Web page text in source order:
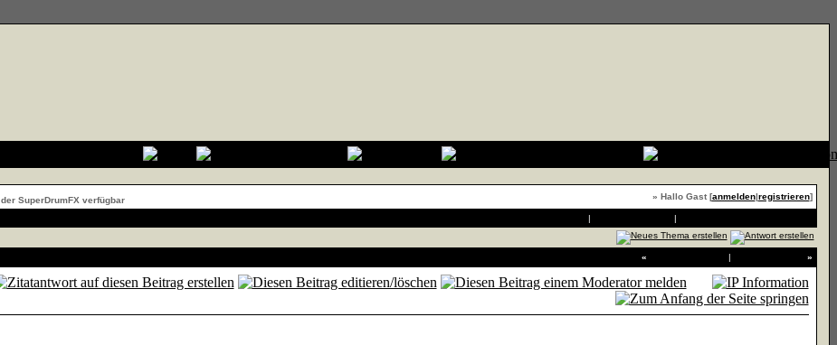
SuperDrumFX verfügbar » Hallo Gast [anmelden|registrieren]
| |
« | »